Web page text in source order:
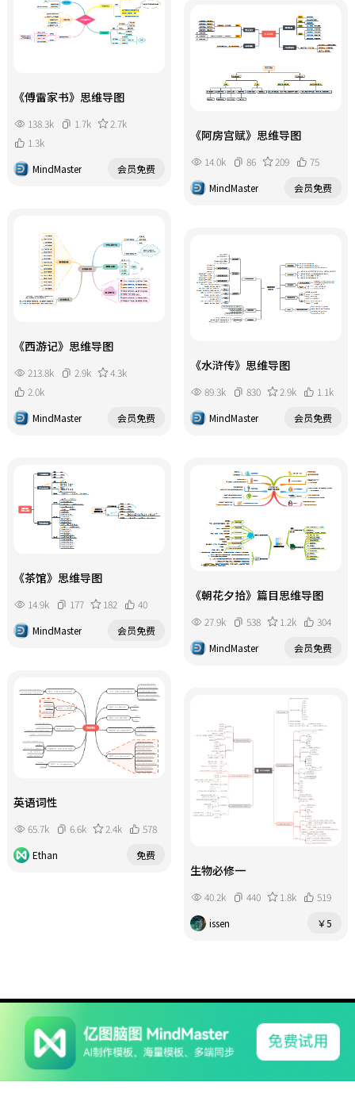
《傅雷家书》思维导图
138.3k 1.7k
2.7k
1.3k
MindMaster
会员免费
《阿房宫赋》思维导图
14.0k 86 209
75
MindMaster
会员免费
《西游记》思维导图
213.8k 2.9k
4.3k
2.0k
MindMaster
会员免费
《水浒传》思维导图
89.3k 830 2.9k
1.1k
MindMaster
会员免费
《茶馆》思维导图
14.9k 177 182
40
MindMaster
会员免费
《朝花夕拾》篇目思维导图
27.9k 538 1.2k
304
MindMaster
会员免费
英语词性
65.7k 6.6k 2.4k
578
Ethan
免费
生物必修一
40.2k 440 1.8k
519
issen
￥5